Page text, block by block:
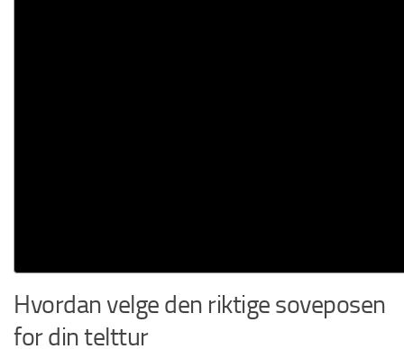
Hvordan velge den riktige soveposen
for din telttur